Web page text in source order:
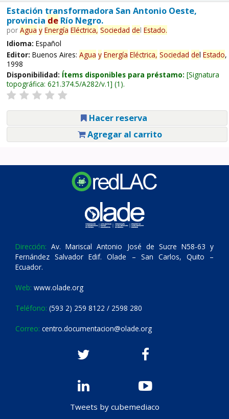
Estación transformadora San Antonio Oeste,
provincia deRío Negro.
por Agua y Energía Eléctrica, Sociedad del Estado.
Idioma: Español
Editor: Buenos Aires: Agua y Energía Eléctrica, Sociedad del Estado,
1998
Disponibilidad: Ítems disponibles para préstamo: Signatura
topográfica: 621.374.5/A282/v.1 (1).
Hacer reserva
Agregar al carrito
Dirección: Av. Mariscal Antonio José de Sucre N58-63 y
Fernández Salvador Edif. Olade – San Carlos, Quito –
Ecuador.
Web: www.olade.org
Teléfono: (593 2) 259 8122 / 2598 280
Correo: centro.documentacion@olade.org
Tweets by cubemediaco